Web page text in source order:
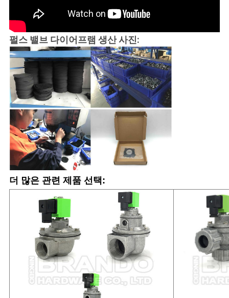
펄스 밸브 다이어프램 생산 사진:
더 많은 관련 제품 선택: